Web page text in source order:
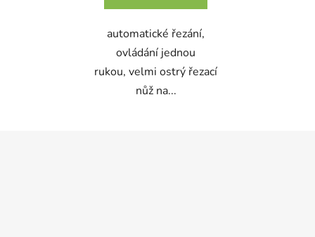
automatické řezání,
ovládání jednou
rukou, velmi ostrý řezací
nůž na...